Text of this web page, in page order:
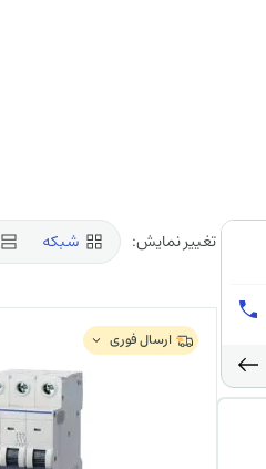
تغییر نمایش: شبکه
ارسال فوری
کارشناس فروش
معین آزادی
داخلی 109